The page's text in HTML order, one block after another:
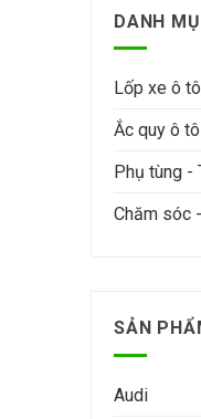
DANH
Lốp xe ô tô
Ắc quy ô tô
Phụ tùng -
Chăm sóc
SẢN
Audi